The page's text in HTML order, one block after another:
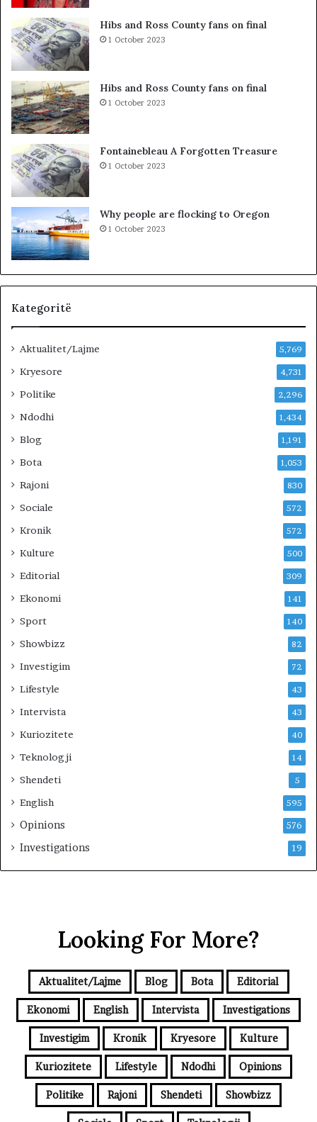
d
l
r
i
t
a
k
m
i
n
!
Hibs and Ross County fans on final
1 October 2023
Hibs and Ross County fans on final
1 October 2023
Fontainebleau A Forgotten Treasure
1 October 2023
Why people are flocking to Oregon
1 October 2023
Kategoritë
Aktualitet/Lajme 5,769
Kryesore 4,731
Politike 2,296
Ndodhi 1,434
Blog 1,191
Bota 1,053
Rajoni 830
Sociale 572
Kronik 572
Kulture 500
Editorial 309
Ekonomi 141
Sport 140
Showbizz 82
Investigim 72
Lifestyle 43
Intervista 43
Kuriozitete 40
Teknologji 14
Shendeti 5
English 595
Opinions 576
Investigations 19
Looking For More?
Aktualitet/Lajme Blog Bota Editorial
Ekonomi English Intervista Investigations
Investigim Kronik Kryesore Kulture
Kuriozitete Lifestyle Ndodhi Opinions
Politike Rajoni Shendeti Showbizz